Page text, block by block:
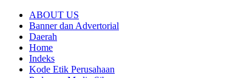
ABOUT US
Banner dan Advertorial
Daerah
Home
Indeks
Kode Etik Perusahaan